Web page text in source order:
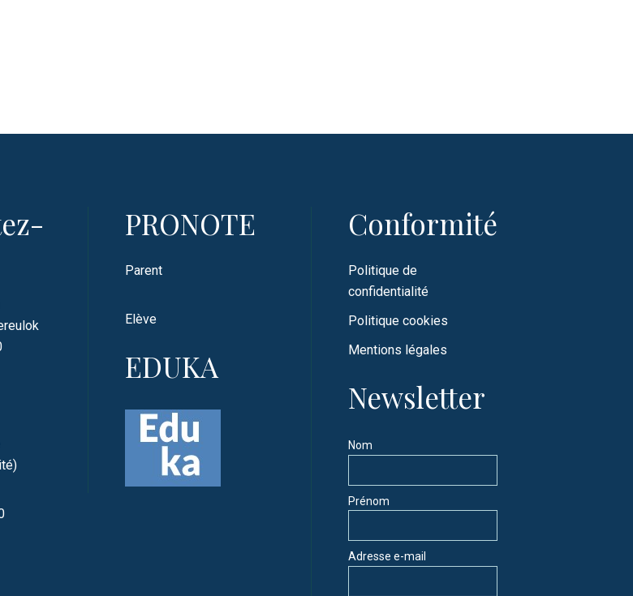
PRONOTE
Parent
Elève
EDUKA
Conformité
Politique de
confidentialité
Politique cookies
Mentions légales
Newsletter
Nom
Prénom
Adresse e-mail